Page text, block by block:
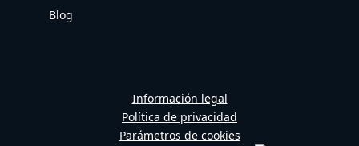
Blog
Información legal
Política de privacidad
Parámetros de cookies